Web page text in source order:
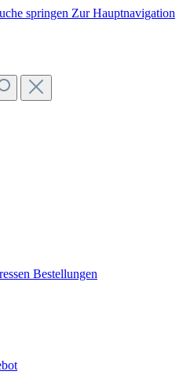
springen Zur Hauptnavigation
Bestellungen